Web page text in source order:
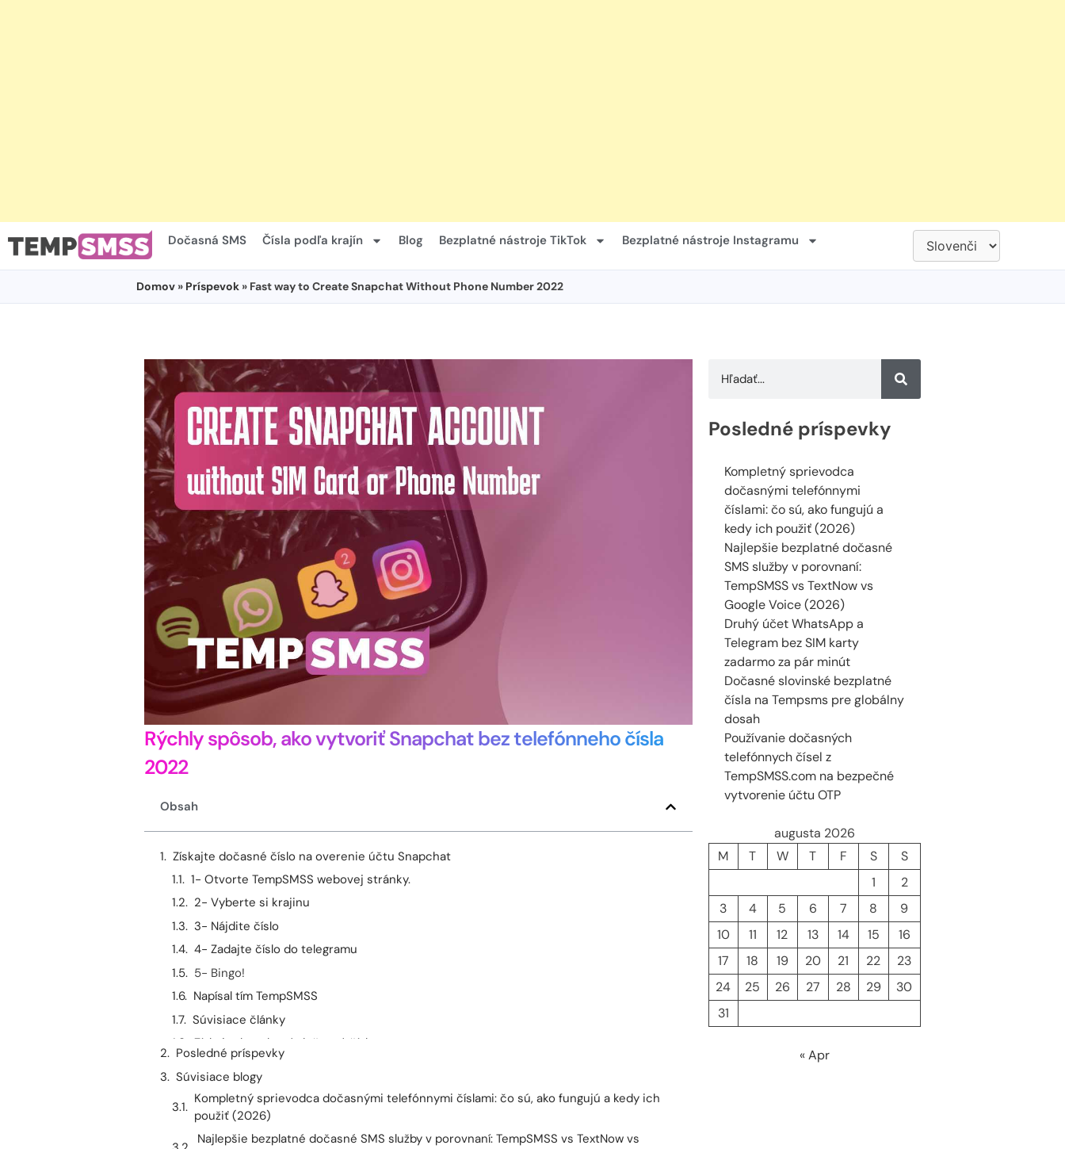
Dočasná SMS Čísla podľa krajín Blog Bezplatné nástroje TikTok Bezplatné nástroje Instagramu
Domov » Príspevok » Fast way to Create Snapchat Without Phone Number 2022
Rýchly spôsob, ako vytvoriť Snapchat bez telefónneho čísla
2022
Obsah
Získajte dočasné číslo na overenie účtu Snapchat
1- Otvorte TempSMSS webovej stránky.
2- Vyberte si krajinu
3- Nájdite číslo
4- Zadajte číslo do telegramu
5- Bingo!
Napísal tím TempSMSS
Súvisiace články
Získajte bezplatné dočasné číslo
Posledné príspevky
Súvisiace blogy
Snapchat is a popular mobile communication app. This social network's feature allows you to
Posledné príspevky
Kompletný sprievodca
dočasnými telefónnymi
číslami: čo sú, ako fungujú a
kedy ich použiť (2026)
Najlepšie bezplatné dočasné
SMS služby v porovnaní:
TempSMSS vs TextNow vs
Google Voice (2026)
Druhý účet WhatsApp a
Telegram bez SIM karty
zadarmo za pár minút
Dočasné slovinské bezplatné
čísla na Tempsms pre globálny
dosah
Používanie dočasných
telefónnych čísel z
TempSMSS.com na bezpečné
vytvorenie účtu OTP
augusta 2026
M
T W T F S
S
1
2
3
4 5 6 7 8
9
10
11 12 13 14 15
16
17
18 19 20 21 22
23
24
25 26 27 28 29
30
31
« Apr